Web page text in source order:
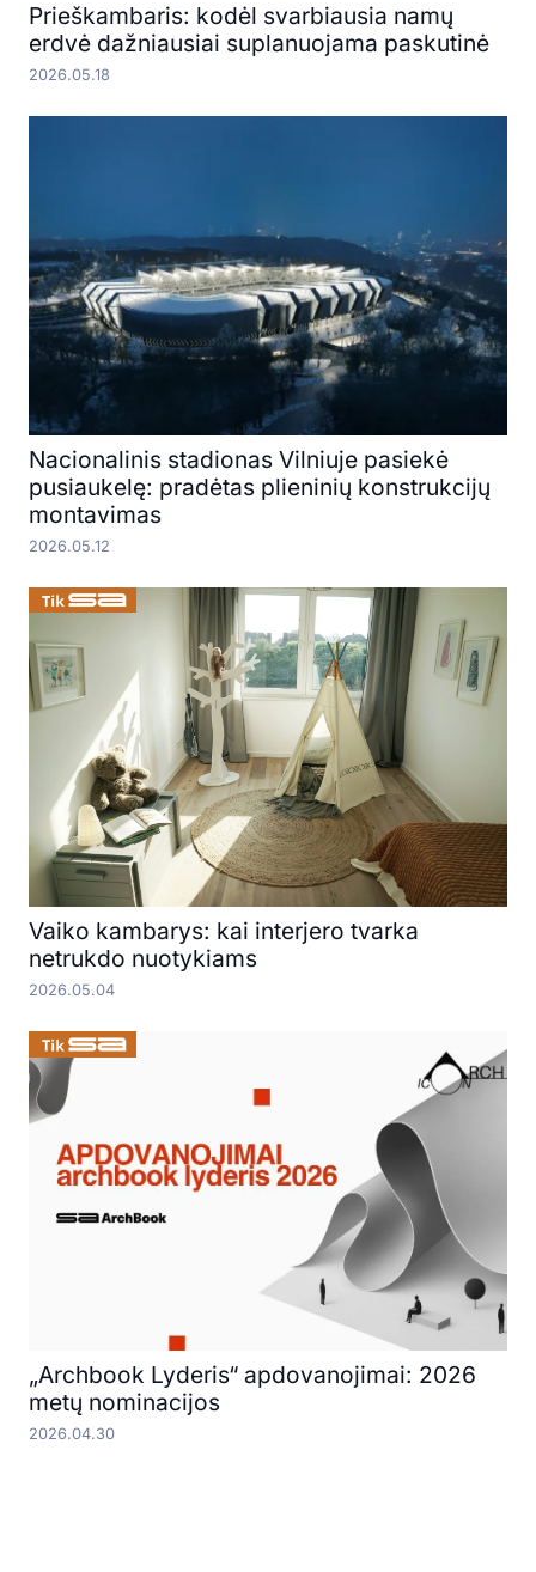
Prieškambaris: kodėl svarbiausia namų
erdvė dažniausiai suplanuojama paskutinė
2026.05.18
Nacionalinis stadionas Vilniuje pasiekė
pusiaukelę: pradėtas plieninių konstrukcijų
montavimas
2026.05.12
Vaiko kambarys: kai interjero tvarka
netrukdo nuotykiams
2026.05.04
„Archbook Lyderis“ apdovanojimai: 2026
metų nominacijos
2026.04.30